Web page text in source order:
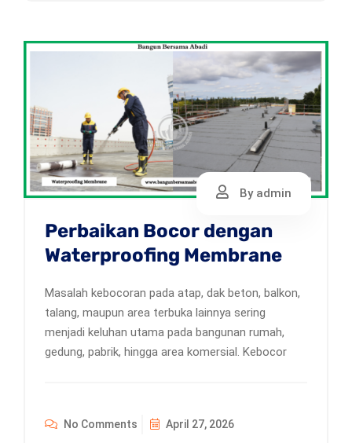
By admin
Perbaikan Bocor dengan
Waterproofing Membrane
Masalah kebocoran pada atap, dak beton, balkon,
talang, maupun area terbuka lainnya sering
menjadi keluhan utama pada bangunan rumah,
gedung, pabrik, hingga area komersial. Kebocor
No Comments April 27, 2026